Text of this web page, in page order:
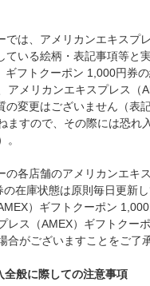
は、アメリカンエキスプ
いる絵柄・表記事項等と
ギフトクーポン 1,000円券
アメリカンエキスプレス（
変更はございません（表
ますので、その際には恐れ
各店舗のアメリカンエキ
在庫状態は原則毎日更新し
）ギフトクーポン
レス（AMEX）ギフトクー
がございますことをご了
全般に際しての注意事項